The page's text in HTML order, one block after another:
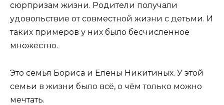
сюрпризам жизни. Родители получали
удовольствие от совместной жизни с детьми. И
таких примеров у них было бесчисленное
множество.
Это семья Бориса и Елены Никитиных. У этой
семьи в жизни было всё, о чём только можно
мечтать.